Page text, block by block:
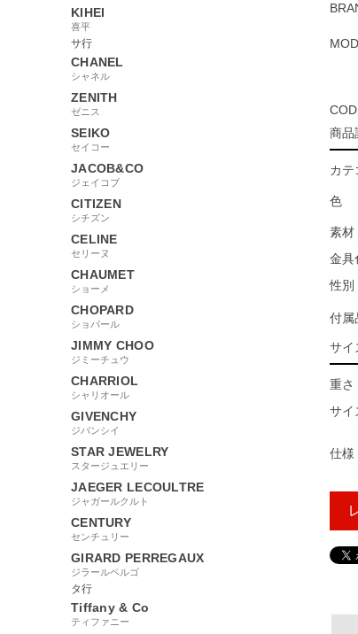
KIHEI
喜平
サ行
CHANEL
シャネル
ZENITH
ゼニス
SEIKO
セイコー
JACOB&CO
ジェイコブ
CITIZEN
シチズン
CELINE
セリーヌ
CHAUMET
ショーメ
CHOPARD
ショパール
JIMMY CHOO
ジミーチュウ
CHARRIOL
シャリオール
GIVENCHY
ジバンシイ
STAR JEWELRY
スタージュエリー
JAEGER LECOULTRE
ジャガールクルト
CENTURY
センチュリー
GIRARD PERREGAUX
ジラールペルゴ
タ行
Tiffany & Co
ティファニー
商品
カテ
色
素材
金具
性別
付属
サイ
重さ
サイ
仕様